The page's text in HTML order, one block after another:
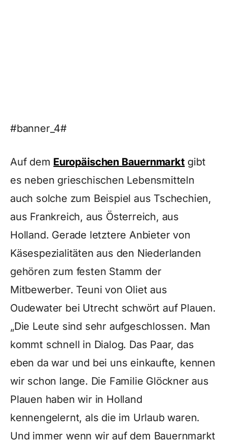
#banner_4#
Auf dem Europäischen Bauernmarktgibt
es neben grieschischen Lebensmitteln
auch solche zum Beispiel aus Tschechien,
aus Frankreich, aus Österreich, aus
Holland. Gerade letztere Anbieter von
Käsespezialitäten aus den Niederlanden
gehören zum festen Stamm der
Mitbewerber. Teuni von Oliet aus
Oudewater bei Utrecht schwört auf Plauen.
„Die Leute sind sehr aufgeschlossen. Man
kommt schnell in Dialog. Das Paar, das
eben da war und bei uns einkaufte, kennen
wir schon lange. Die Familie Glöckner aus
Plauen haben wir in Holland
kennengelernt, als die im Urlaub waren.
Und immer wenn wir auf dem Bauernmarkt